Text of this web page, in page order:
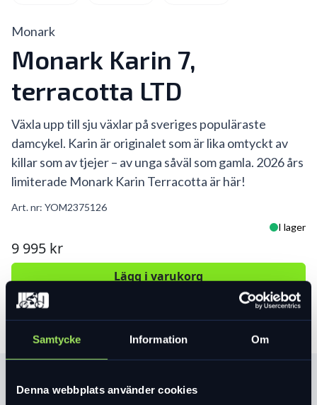
Samtycke Information Om
Denna webbplats använder cookies
Monark
Monark Karin 7,
terracotta LTD
Växla upp till sju växlar på sveriges populäraste
damcykel. Karin är originalet som är lika omtyckt av
killar som av tjejer – av unga såväl som gamla. 2026 års
limiterade Monark Karin Terracotta är här!
Art. nr: YOM2375126
I lager
9 995 kr
Lägg i varukorg
Produktinformation